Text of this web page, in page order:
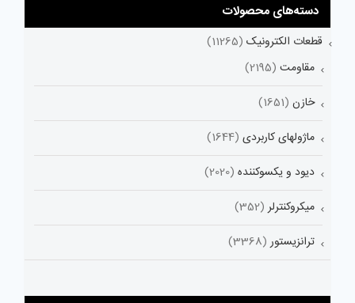
دسته‌های محصولات
قطعات الکترونیک (11265)
مقاومت (2195)
خازن (1651)
ماژولهای کاربردی (1644)
دیود و یکسوکننده (2020)
میکروکنترلر (352)
ترانزیستور (3368)